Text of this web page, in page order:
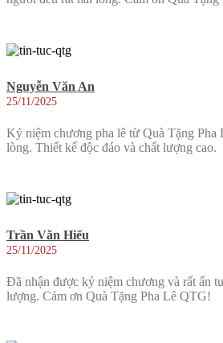
Nguyễn Văn An
25/11/2025
Kỷ niệm chương pha lê từ Quà Tặng
lòng. Thiết kế độc đáo và chất lượng cao.
Trần Văn Hiếu
25/11/2025
Đã nhận được kỷ niệm chương và rất ấn
lượng. Cảm ơn Quà Tặng Pha Lê QTG!